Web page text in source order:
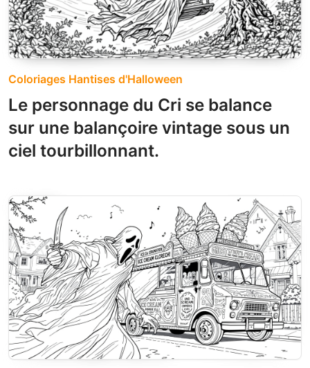
Coloriages Hantises d'Halloween
Le personnage du Cri se balance
sur une balançoire vintage sous un
ciel tourbillonnant.